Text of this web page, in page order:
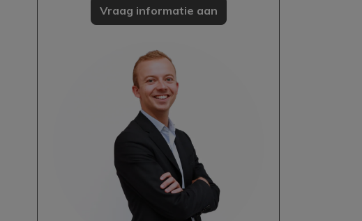
Vraag informatie aan